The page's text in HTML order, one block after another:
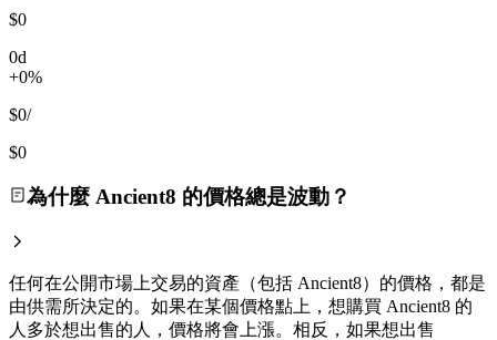
$0
0d
+0%
$0/
$0
為什麼 Ancient8 的價格總是波動？
任何在公開市場上交易的資產（包括 Ancient8）的價格，都是
由供需所決定的。如果在某個價格點上，想購買 Ancient8 的
人多於想出售的人，價格將會上漲。相反，如果想出售